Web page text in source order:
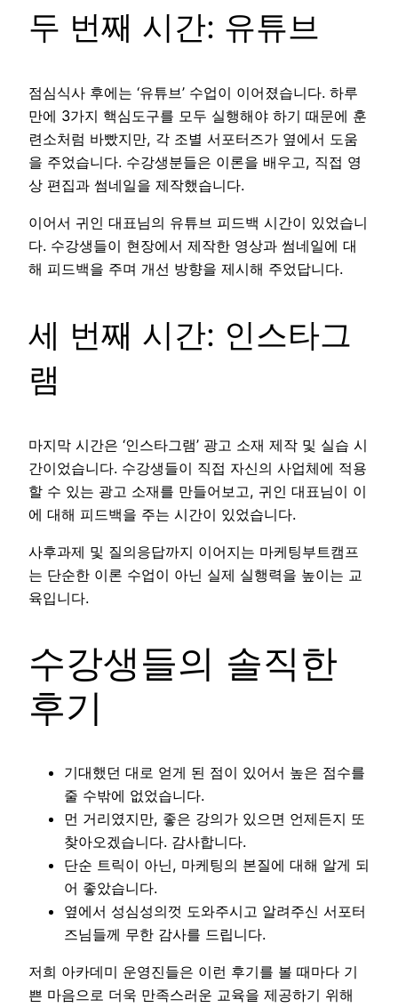
두 번째 시간: 유튜브
점심식사 후에는 ‘유튜브’ 수업이 이어졌습니다. 하루
만에 3가지 핵심도구를 모두 실행해야 하기 때문에 훈
련소처럼 바빴지만, 각 조별 서포터즈가 옆에서 도움
을 주었습니다. 수강생분들은 이론을 배우고, 직접 영
상 편집과 썸네일을 제작했습니다.
이어서 귀인 대표님의 유튜브 피드백 시간이 있었습니
다. 수강생들이 현장에서 제작한 영상과 썸네일에 대
해 피드백을 주며 개선 방향을 제시해 주었답니다.
세 번째 시간: 인스타그
램
마지막 시간은 ‘인스타그램’ 광고 소재 제작 및 실습 시
간이었습니다. 수강생들이 직접 자신의 사업체에 적용
할 수 있는 광고 소재를 만들어보고, 귀인 대표님이 이
에 대해 피드백을 주는 시간이 있었습니다.
사후과제 및 질의응답까지 이어지는 마케팅부트캠프
는 단순한 이론 수업이 아닌 실제 실행력을 높이는 교
육입니다.
수강생들의 솔직한
후기
기대했던 대로 얻게 된 점이 있어서 높은 점수를
줄 수밖에 없었습니다.
먼 거리였지만, 좋은 강의가 있으면 언제든지 또
찾아오겠습니다. 감사합니다.
단순 트릭이 아닌, 마케팅의 본질에 대해 알게 되
어 좋았습니다.
옆에서 성심성의껏 도와주시고 알려주신 서포터
즈님들께 무한 감사를 드립니다.
저희 아카데미 운영진들은 이런 후기를 볼 때마다 기
쁜 마음으로 더욱 만족스러운 교육을 제공하기 위해